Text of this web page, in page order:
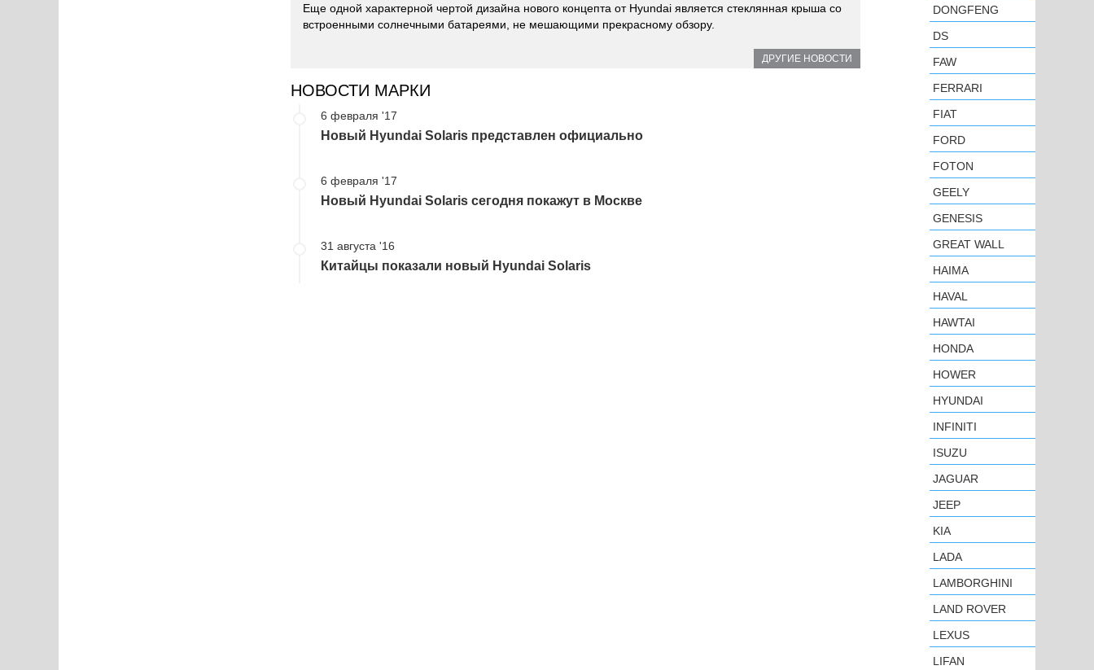
Еще одной характерной чертой дизайна нового концепта от Hyundai является стеклянная крыша со
встроенными солнечными батареями, не мешающими прекрасному обзору.
ДРУГИЕ НОВОСТИ
НОВОСТИ МАРКИ
6 февраля '17
Новый Hyundai Solaris представлен официально
6 февраля '17
Новый Hyundai Solaris сегодня покажут в Москве
31 августа '16
Китайцы показали новый Hyundai Solaris
DONGFENG
DS
FAW
FERRARI
FIAT
FORD
FOTON
GEELY
GENESIS
GREAT WALL
HAIMA
HAVAL
HAWTAI
HONDA
HOWER
HYUNDAI
INFINITI
ISUZU
JAGUAR
JEEP
KIA
LADA
LAMBORGHINI
LAND ROVER
LEXUS
LIFAN